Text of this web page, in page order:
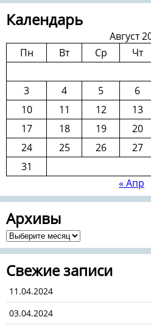
Календарь
Август
Пн
Вт Ср Чт
3
4 5 6
10
11 12 13
17
18 19 20
24
25 26 27
31
« Апр
Архивы
Архивы
Свежие записи
11.04.2024
03.04.2024